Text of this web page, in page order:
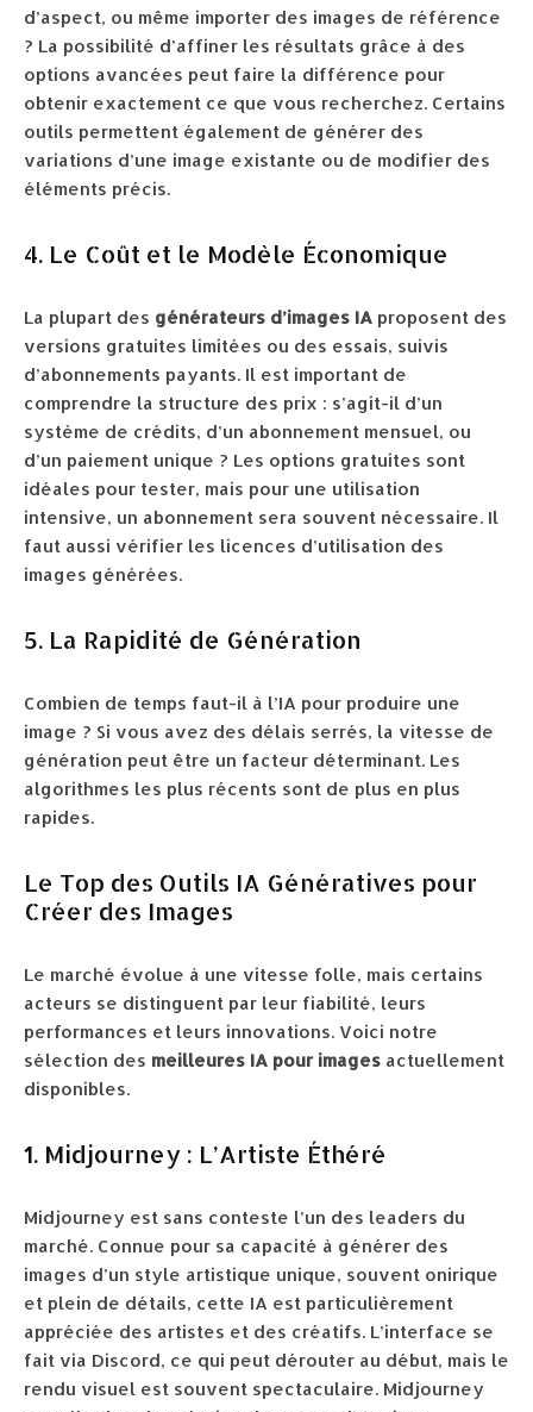
d’aspect, ou même importer des images de référence
? La possibilité d’affiner les résultats grâce à des
options avancées peut faire la différence pour
obtenir exactement ce que vous recherchez. Certains
outils permettent également de générer des
variations d’une image existante ou de modifier des
éléments précis.
4. Le Coût et le Modèle Économique
La plupart des générateurs d’images IA proposent des
versions gratuites limitées ou des essais, suivis
d’abonnements payants. Il est important de
comprendre la structure des prix : s’agit-il d’un
système de crédits, d’un abonnement mensuel, ou
d’un paiement unique ? Les options gratuites sont
idéales pour tester, mais pour une utilisation
intensive, un abonnement sera souvent nécessaire. Il
faut aussi vérifier les licences d’utilisation des
images générées.
5. La Rapidité de Génération
Combien de temps faut-il à l’IA pour produire une
image ? Si vous avez des délais serrés, la vitesse de
génération peut être un facteur déterminant. Les
algorithmes les plus récents sont de plus en plus
rapides.
Le Top des Outils IA Génératives pour
Créer des Images
Le marché évolue à une vitesse folle, mais certains
acteurs se distinguent par leur fiabilité, leurs
performances et leurs innovations. Voici notre
sélection des meilleures IA pour images actuellement
disponibles.
1. Midjourney : L’Artiste Éthéré
Midjourney est sans conteste l’un des leaders du
marché. Connue pour sa capacité à générer des
images d’un style artistique unique, souvent onirique
et plein de détails, cette IA est particulièrement
appréciée des artistes et des créatifs. L’interface se
fait via Discord, ce qui peut dérouter au début, mais le
rendu visuel est souvent spectaculaire. Midjourney